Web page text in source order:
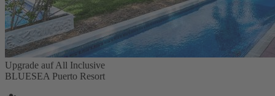
Upgrade auf All Inclusive
BLUESEA Puerto Resort